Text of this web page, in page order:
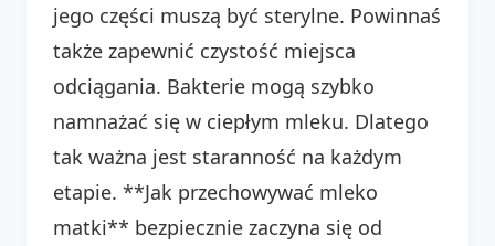
jego części muszą być sterylne. Powinnaś
także zapewnić czystość miejsca
odciągania. Bakterie mogą szybko
namnażać się w ciepłym mleku. Dlatego
tak ważna jest staranność na każdym
etapie. **Jak przechowywać mleko
matki** bezpiecznie zaczyna się od